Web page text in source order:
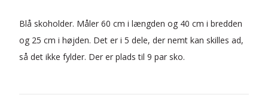
Blå skoholder. Måler 60 cm i længden og 40 cm i bredden
og 25 cm i højden. Det er i 5 dele, der nemt kan skilles ad,
så det ikke fylder. Der er plads til 9 par sko.